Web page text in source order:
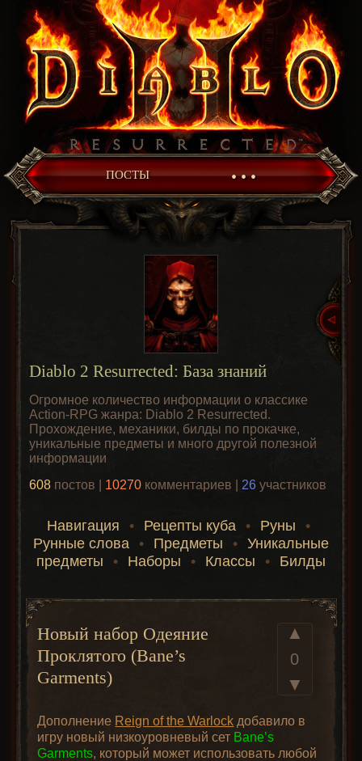
ПОСТЫ • • •
Diablo 2 Resurrected: База знаний
Огромное количество информации о классике
Action-RPG жанра: Diablo 2 Resurrected.
Прохождение, механики, билды по прокачке,
уникальные предметы и много другой полезной
информации
608 постов | 10270 комментариев | 26 участников
Навигация • Рецепты куба • Руны
•
Рунные слова
• Предметы • Уникальные
предметы
• Наборы • Классы • Билды
▲
0
▼
Новый набор Одеяние
Проклятого (Bane’s
Garments)
Дополнение Reign of the Warlock добавило в
игру новый низкоуровневый сет Bane’s
Garments, который может использовать любой